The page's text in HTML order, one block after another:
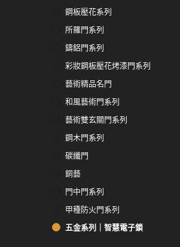
鋼板壓花系列
所羅門系列
鑄鋁門系列
彩妝鋼板壓花烤漆門系列
藝術精品名門
和風藝術門系列
藝術雙玄關門系列
鋼木門系列
碳纖門
銅藝
門中門系列
甲種防火門系列
五金系列｜智慧電子鎖